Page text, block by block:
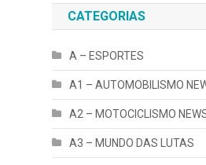
CATEGORIAS
A – ESPORTES
A1 – AUTOMOBILISMO
A2 – MOTOCICLISMO
A3 – MUNDO DAS LUTAS